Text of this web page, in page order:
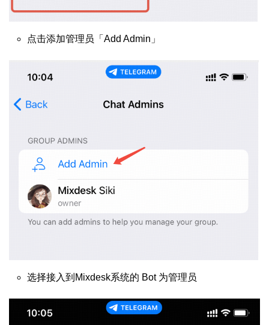
点击添加管理员「Add Admin」
选择接入到Mixdesk系统的 Bot 为管理员